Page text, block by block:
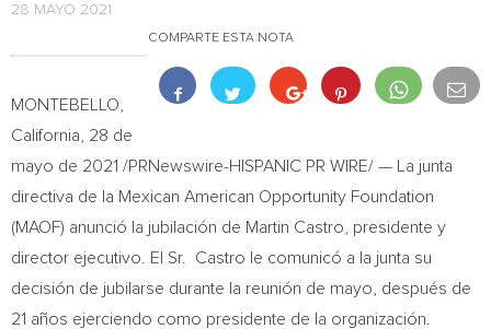
28 MAYO 2021
COMPARTE ESTA NOTA
MONTEBELLO,
California , 28 de
mayo de 2021 /PRNewswire-HISPANIC PR WIRE/ — La junta
directiva de la Mexican American Opportunity Foundation
(MAOF) anunció la jubilación de Martin Castro , presidente y
director ejecutivo. El Sr. Castro le comunicó a la junta su
decisión de jubilarse durante la reunión de mayo, después de
21 años ejerciendo como presidente de la organización.